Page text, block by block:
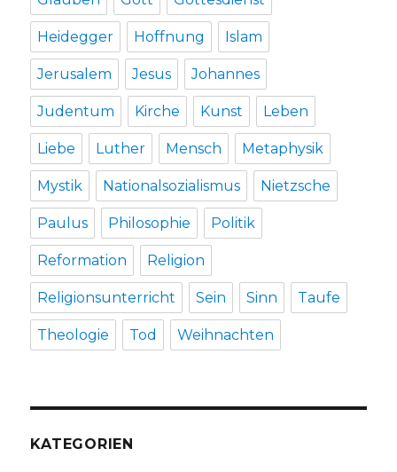
Heidegger Hoffnung Islam
Jerusalem Jesus Johannes
Judentum Kirche Kunst Leben
Liebe Luther Mensch Metaphysik
Mystik Nationalsozialismus Nietzsche
Paulus Philosophie Politik
Reformation Religion
Religionsunterricht Sein Sinn Taufe
Theologie Tod Weihnachten
KATEGORIEN